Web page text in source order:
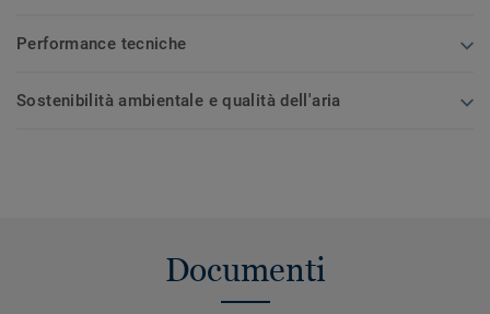
Performance tecniche
Sostenibilità ambientale e qualità dell'aria
Documenti